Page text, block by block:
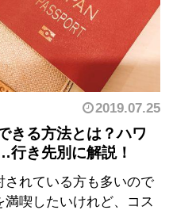
2019.07.25
きる方法とは？ハワ
き先別に解説！
されている方も多いので
喫したいけれど、コス